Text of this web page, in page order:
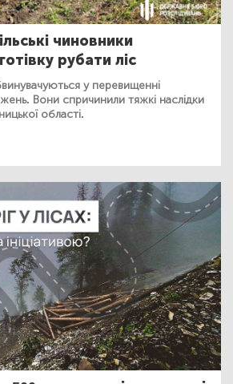
чиновники
рубати ліс
у перевищенні
Вони спричинили тяжкі наслідки
області.